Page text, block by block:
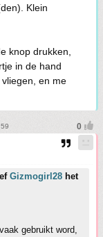
Klein
knop drukken,
in de hand
en me
Gizmogirl28 het
gebruikt word,